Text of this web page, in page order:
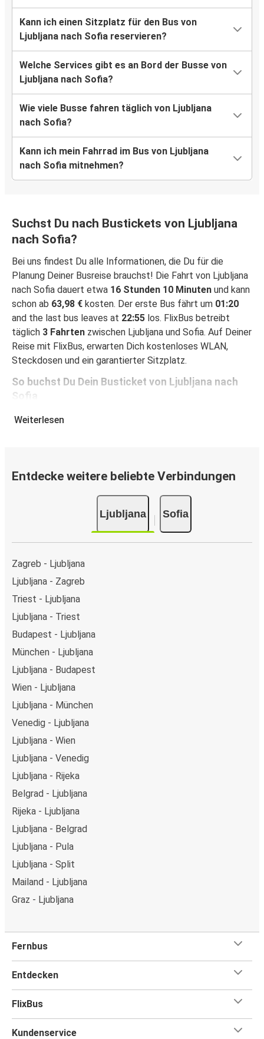
Kann ich einen Sitzplatz für den Bus von
Ljubljana nach Sofia reservieren?
Welche Services gibt es an Bord der Busse von
Ljubljana nach Sofia?
Wie viele Busse fahren täglich von Ljubljana
nach Sofia?
Kann ich mein Fahrrad im Bus von Ljubljana
nach Sofia mitnehmen?
Suchst Du nach Bustickets von Ljubljana
nach Sofia?
Bei uns findest Du alle Informationen, die Du für die
Planung Deiner Busreise brauchst! Die Fahrt von Ljubljana
nach Sofia dauert etwa 16 Stunden 10 Minuten und kann
schon ab 63,98 € kosten. Der erste Bus fährt um 01:20
and the last bus leaves at 22:55 los. FlixBus betreibt
täglich 3 Fahrten zwischen Ljubljana und Sofia. Auf Deiner
Reise mit FlixBus, erwarten Dich kostenloses WLAN,
Steckdosen und ein garantierter Sitzplatz.
So buchst Du Dein Busticket von Ljubljana nach
Sofia
Ein Ticket bei FlixBus zu buchen ist ganz einfach einfach:
kaufst, kannst Du zwischen verschiedenen sicheren
Club/JCB/Discover) Carte Bleue, PayPal, Google Pay und
Apple Pay. Alternativ kannst Du an Bord oder an einer
Verkaufsstelle in bar bezahlen.
Weiterlesen
Entdecke weitere beliebte Verbindungen
Ljubljana Sofia
Zagreb - Ljubljana
Ljubljana - Zagreb
Triest - Ljubljana
Ljubljana - Triest
Budapest - Ljubljana
München - Ljubljana
Ljubljana - Budapest
Wien - Ljubljana
Ljubljana - München
Venedig - Ljubljana
Ljubljana - Wien
Ljubljana - Venedig
Ljubljana - Rijeka
Belgrad - Ljubljana
Rijeka - Ljubljana
Ljubljana - Belgrad
Ljubljana - Pula
Ljubljana - Split
Mailand - Ljubljana
Graz - Ljubljana
Fernbus
Entdecken
FlixBus
Kundenservice